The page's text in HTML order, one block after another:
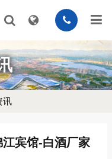
讯
宾馆-白酒厂家